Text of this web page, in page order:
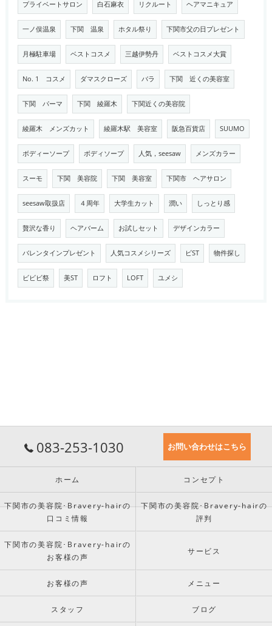
プライベートサロン 白石麻衣 リクルート ヘアマニキュア
一ノ俣温泉 下関 温泉 ホタル祭り 下関市父の日プレゼント
月極駐車場 ベストコスメ 三越伊勢丹 ベストコスメ大賞
No. 1 コスメ ダマスクローズ バラ 下関 近くの美容室
下関 パーマ 下関 綾羅木 下関近くの美容院
綾羅木 メンズカット 綾羅木駅 美容室 阪急百貨店 SUUMO
ボディーソープ ボディソープ 人気，seesaw メンズカラー
スーモ 下関 美容院 下関 美容室 下関市 ヘアサロン
seesaw取扱店 ４周年 大学生カット 潤い しっとり感
贅沢な香り ヘアバーム お試しセット デザインカラー
バレンタインプレゼント 人気コスメシリーズ ビST 物件探し
ビビビ祭 美ST ロフト LOFT ユメシ
083-253-1030 お問い合わせはこちら
ホーム コンセプト
下関市の美容院･Bravery-hairの
口コミ情報
下関市の美容院･Bravery-hairの
評判
下関市の美容院･Bravery-hairの
お客様の声
サービス
お客様の声 メニュー
スタッフ ブログ